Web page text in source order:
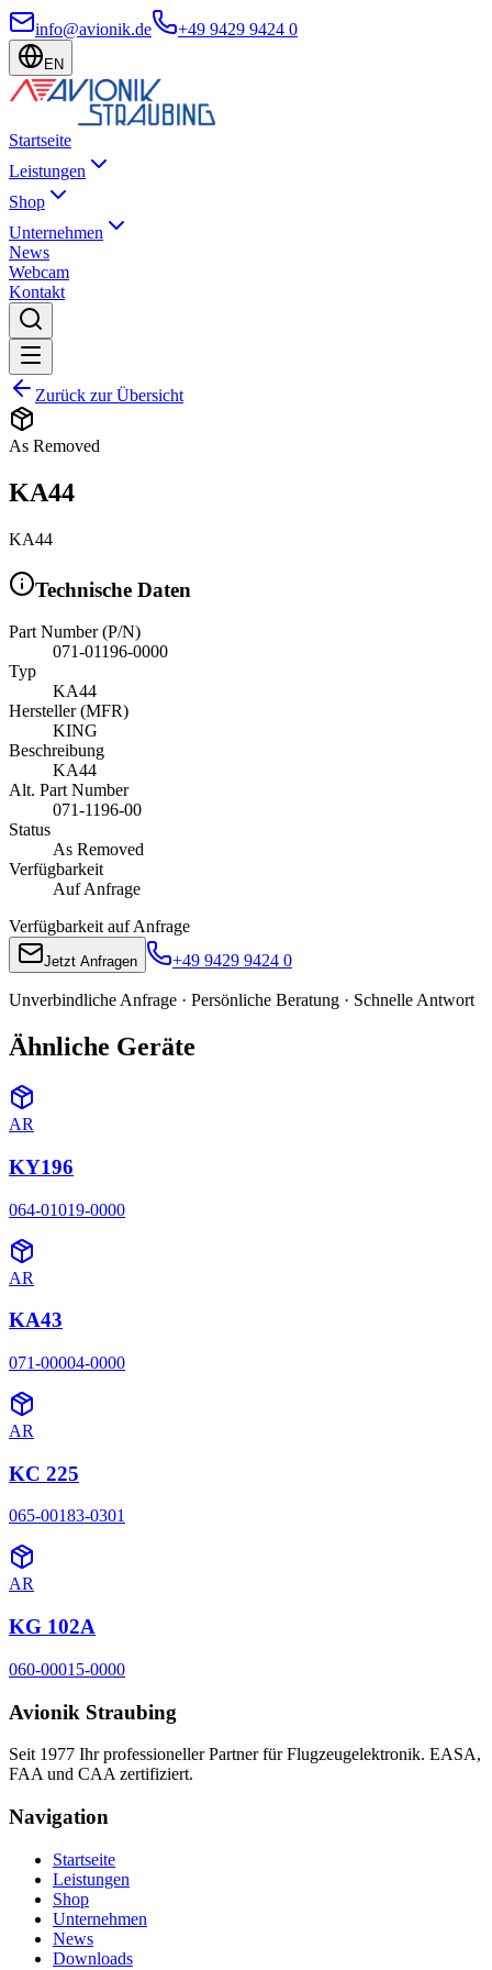
info@avionik.de +49 9429 9424 0
EN
Startseite
Leistungen
Shop
Unternehmen
News
Webcam
Kontakt
Zurück zur Übersicht
As Removed
KA44
KA44
Technische Daten
Part Number (P/N)
071-01196-0000
Typ
KA44
Hersteller (MFR)
KING
Beschreibung
KA44
Alt. Part Number
071-1196-00
Status
As Removed
Verfügbarkeit
Auf Anfrage
Verfügbarkeit auf Anfrage
Jetzt Anfragen +49 9429 9424 0
Unverbindliche Anfrage · Persönliche Beratung · Schnelle Antwort
Ähnliche Geräte
AR
KY196
064-01019-0000
AR
KA43
071-00004-0000
AR
KC 225
065-00183-0301
AR
KG 102A
060-00015-0000
Avionik Straubing
Seit 1977 Ihr professioneller Partner für Flugzeugelektronik. EASA,
FAA und CAA zertifiziert.
Navigation
Startseite
Leistungen
Shop
Unternehmen
News
Downloads